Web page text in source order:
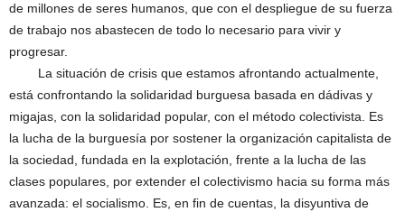
de millones de seres humanos, que con el despliegue de su fuerza
de trabajo nos abastecen de todo lo necesario para vivir y
progresar.
La situación de crisis que estamos afrontando actualmente,
está confrontando la solidaridad burguesa basada en dádivas y
migajas, con la solidaridad popular, con el método colectivista. Es
la lucha de la burguesía por sostener la organización capitalista de
la sociedad, fundada en la explotación, frente a la lucha de las
clases populares, por extender el colectivismo hacia su forma más
avanzada: el socialismo. Es, en fin de cuentas, la disyuntiva de